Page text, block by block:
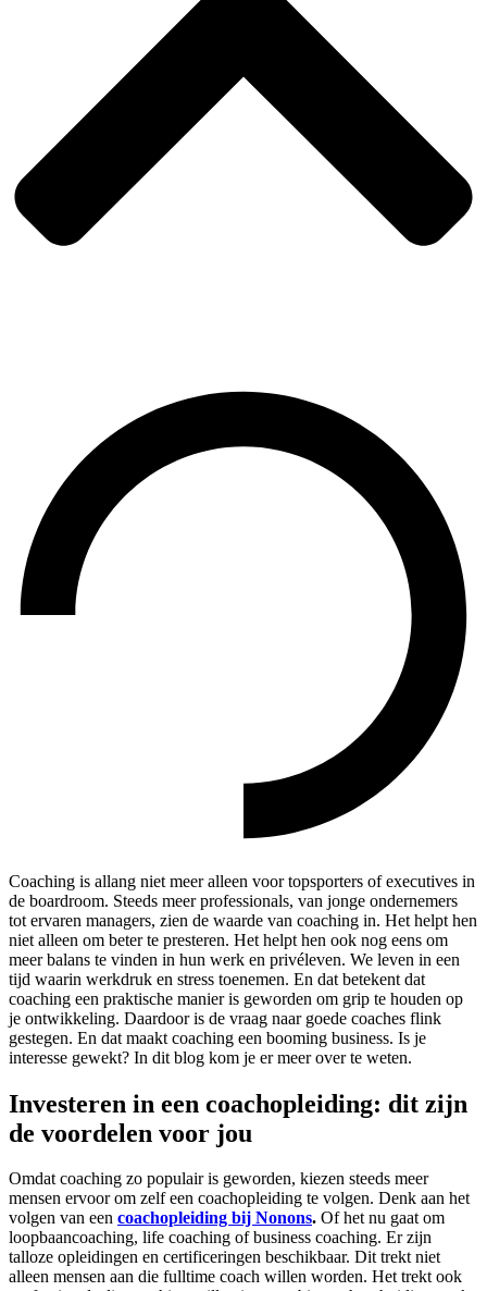
Coaching is allang niet meer alleen voor topsporters of executives in
de boardroom. Steeds meer professionals, van jonge ondernemers
tot ervaren managers, zien de waarde van coaching in. Het helpt hen
niet alleen om beter te presteren. Het helpt hen ook nog eens om
meer balans te vinden in hun werk en privéleven. We leven in een
tijd waarin werkdruk en stress toenemen. En dat betekent dat
coaching een praktische manier is geworden om grip te houden op
je ontwikkeling. Daardoor is de vraag naar goede coaches flink
gestegen. En dat maakt coaching een booming business. Is je
interesse gewekt? In dit blog kom je er meer over te weten.
Investeren in een coachopleiding: dit zijn
de voordelen voor jou
Omdat coaching zo populair is geworden, kiezen steeds meer
mensen ervoor om zelf een coachopleiding te volgen. Denk aan het
volgen van een coachopleiding bij Nonons. Of het nu gaat om
loopbaancoaching, life coaching of business coaching. Er zijn
talloze opleidingen en certificeringen beschikbaar. Dit trekt niet
alleen mensen aan die fulltime coach willen worden. Het trekt ook